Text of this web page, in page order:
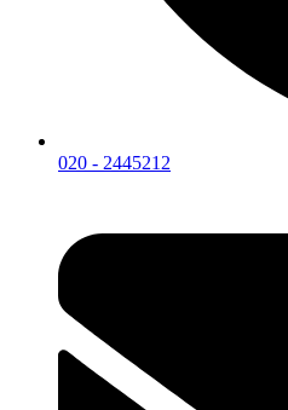
020 - 2445212